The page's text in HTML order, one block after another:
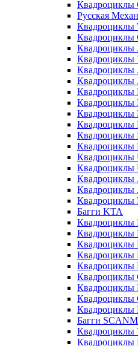
Квадроциклы
Русская
Квадроциклы
Квадроциклы
Квадроциклы
Квадроциклы
Квадроциклы
Квадроциклы
Квадроциклы
Квадроциклы
Квадроциклы
Квадроциклы
Квадроциклы
Квадроциклы
Квадроциклы
Квадроциклы
Квадроциклы
Квадроциклы
Квадроциклы
Багги KTA
Квадроциклы
Квадроциклы
Квадроциклы
Квадроциклы
Квадроциклы
Квадроциклы
Квадроциклы
Квадроциклы
Квадроциклы
Багги
Квадроциклы
Квадроциклы